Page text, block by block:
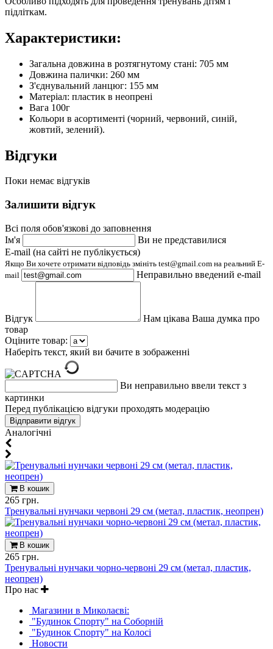
підліткам.
Характеристики:
Загальна довжина в розтягнутому стані: 705 мм
Довжина палички: 260 мм
З'єднувальний ланцюг: 155 мм
Матеріал: пластик в неопрені
Вага 100г
Кольори в асортименті (чорний, червоний, синій,
жовтий, зелений).
Відгуки
Поки немає відгуків
Залишити відгук
Всі поля обов'язкові до заповнення
Ім'я
Ви не представилися
E-mail (на сайті не публікується)
Якщо Ви хочете отримати відповідь змініть test@gmail.com на реальний E-
mail
Неправильно введений e-mail
Відгук
Нам цікава Ваша думка про
товар
Оціните товар:
Наберіть текст, який ви бачите в зображенні
Ви неправильно ввели текст з
картинки
Перед публікацією відгуки проходять модерацію
Aналогічні
В кошик
265 грн.
Тренувальні нунчаки червоні 29 см (метал, пластик, неопрен)
В кошик
265 грн.
Тренувальні нунчаки чорно-червоні 29 см (метал, пластик,
неопрен)
Про нас
Магазини в Миколаєві:
"Будинок Спорту" на Соборній
"Будинок Спорту" на Колосі
Новости